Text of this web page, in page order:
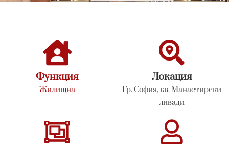
Функция
Жилищна
Локация
Гр. София, кв. Манастирски
ливади